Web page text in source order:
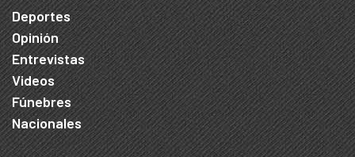
Deportes
Opinión
Entrevistas
Videos
Fúnebres
Nacionales